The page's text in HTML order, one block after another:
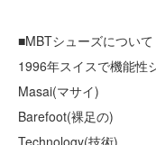
■MBTシューズについて
1996年スイスで機能性
Masai(マサイ)
Barefoot(裸足の)
Technology(技術)